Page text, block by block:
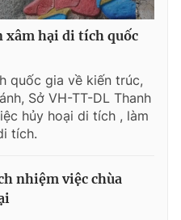
xâm hại di tích quốc
quốc gia về kiến trúc,
Sở VH-TT-DL Thanh
hủy hoại di tích , làm
tích.
nhiệm việc chùa